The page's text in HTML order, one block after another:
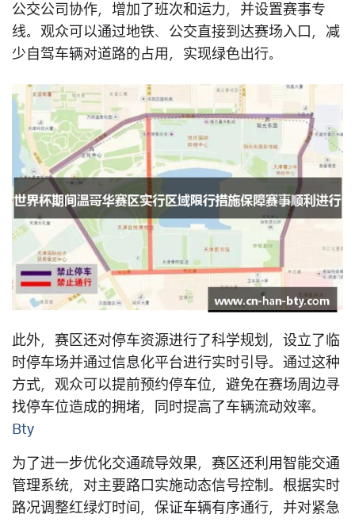
公交公司协作，增加了班次和运力，并设置赛事专
线。观众可以通过地铁、公交直接到达赛场入口，减
少自驾车辆对道路的占用，实现绿色出行。
此外，赛区还对停车资源进行了科学规划，设立了临
时停车场并通过信息化平台进行实时引导。通过这种
方式，观众可以提前预约停车位，避免在赛场周边寻
找停车位造成的拥堵，同时提高了车辆流动效率。
Bty
为了进一步优化交通疏导效果，赛区还利用智能交通
管理系统，对主要路口实施动态信号控制。根据实时
路况调整红绿灯时间，保证车辆有序通行，并对紧急